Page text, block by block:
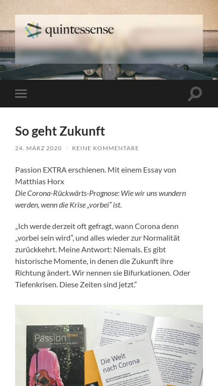
quintessense
Mobile-
Menü
So geht Zukunft
24. MÄRZ 2020 / KEINE KOMMENTARE
Passion EXTRA erschienen. Mit einem Essay von
Matthias Horx
Die Corona-Rückwärts-Prognose: Wie wir uns wundern
werden, wenn die Krise „vorbei” ist.
„Ich werde derzeit oft gefragt, wann Corona denn
„vorbei sein wird”, und alles wieder zur Normalität
zurückkehrt. Meine Antwort: Niemals. Es gibt
historische Momente, in denen die Zukunft ihre
Richtung ändert. Wir nennen sie Bifurkationen. Oder
Tiefenkrisen. Diese Zeiten sind jetzt.“